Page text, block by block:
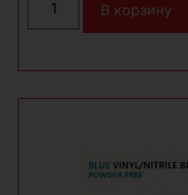
В корзину